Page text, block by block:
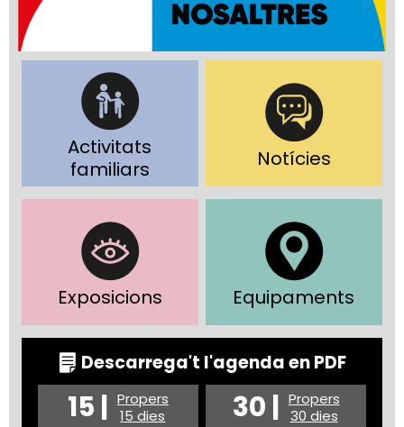
Activitats
familiars
Notícies
Exposicions Equipaments
Descarrega't l'agenda en PDF
15 | Propers
15 dies
30 | Propers
30 dies